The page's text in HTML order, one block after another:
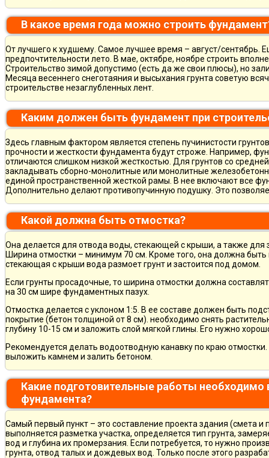
В какое время года можно строить
От лучшего к худшему. Самое лучшее время – август/сентябрь.
предпочтительности лето. В мае, октябре, ноябре строить
Строительство зимой допустимо (есть да же свои плюсы), но
Месяца весеннего снеготаяния и высыхания грунта советую
строительстве незаглубленных лент.
Каким должен быть фундамент при
Здесь главным фактором является степень пучинистости
прочности и жесткости фундамента будут строже. Например,
отличаются слишком низкой жесткостью. Для грунтов со
закладывать сборно-монолитные или монолитные
единой пространственной жесткой рамы. В нее включают все
Дополнительно делают противопучинную подушку. Это
Какой должна быть отмостка?
Она делается для отвода воды, стекающей с крыши, а также для
Ширина отмостки – минимум 70 см. Кроме того, она должна быть
стекающая с крыши вода размоет грунт и застоится под домом.
Если грунты просадочные, то ширина отмостки должна
на 30 см шире фундаментных пазух.
Отмостка делается с уклоном 1:5. В ее составе должен быть
покрытие (бетон толщиной от 8 см). необходимо снять
глубину 10-15 см и заложить слой мягкой глины. Его нужно
Рекомендуется делать водоотводную канавку по краю
выложить камнем и залить бетоном.
Какие подготовительные работы необходимо
фундамента?
Самый первый пункт – это составление проекта здания (смета
выполняется разметка участка, определяется тип грунта,
вод и глубина их промерзания. Если потребуется, то нужно
грунта, отвод талых и дождевых вод. Только после этого